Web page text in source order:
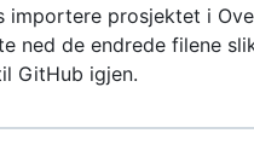
importere prosjektet i
ned de endrede filene
GitHub igjen.